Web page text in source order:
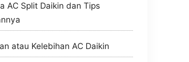
AC Split Daikin dan Tips
atau Kelebihan AC Daikin